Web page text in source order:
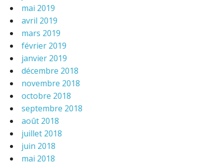
mai 2019
avril 2019
mars 2019
février 2019
janvier 2019
décembre 2018
novembre 2018
octobre 2018
septembre 2018
août 2018
juillet 2018
juin 2018
mai 2018